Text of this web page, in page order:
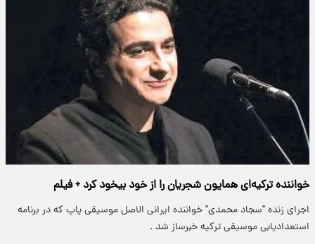
خواننده‌ ترکیه‌ای همایون شجریان را از خود بیخود کرد + فیلم
اجرای زنده "سجاد محمدی" خواننده ایرانی الاصل موسیقی پاپ که در برنامه
استعدادیابی موسیقی ترکیه خبرساز شد .